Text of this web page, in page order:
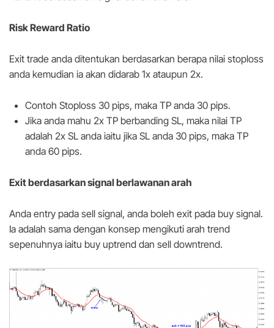
Risk Reward Ratio
Exit trade anda ditentukan berdasarkan berapa nilai stoploss
anda kemudian ia akan didarab 1x ataupun 2x.
Contoh Stoploss 30 pips, maka TP anda 30 pips.
Jika anda mahu 2x TP berbanding SL, maka nilai TP
adalah 2x SL anda iaitu jika SL anda 30 pips, maka TP
anda 60 pips.
Exit berdasarkan signal berlawanan arah
Anda entry pada sell signal, anda boleh exit pada buy signal.
Ia adalah sama dengan konsep mengikuti arah trend
sepenuhnya iaitu buy uptrend dan sell downtrend.